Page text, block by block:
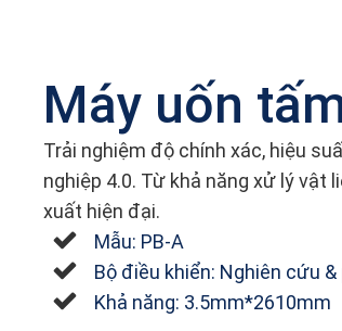
Máy uốn
Trải nghiệm độ chính xác, hiệu
nghiệp 4.0. Từ khả năng xử lý
xuất hiện đại.
Mẫu: PB-A
Bộ điều khiển: Nghiên cứu
Khả năng: 3.5mm*2610mm